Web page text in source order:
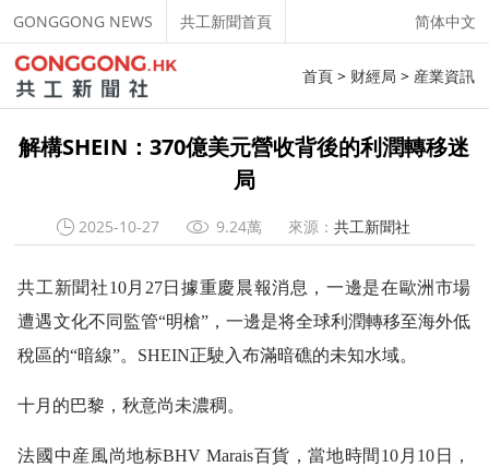
GONGGONG NEWS 共工新聞首頁 简体中文
首頁> 财經局 > 産業資訊
解構SHEIN：370億美元營收背後的利潤轉移迷
局
2025-10-27 9.24萬 來源： 共工新聞社
共工新聞社10月27日據重慶晨報消息，一邊是在歐洲市場
遭遇文化不同監管“明槍”，一邊是将全球利潤轉移至海外低
稅區的“暗線”。SHEIN正駛入布滿暗礁的未知水域。
十月的巴黎，秋意尚未濃稠。
法國中産風尚地标BHV Marais百貨，當地時間10月10日，